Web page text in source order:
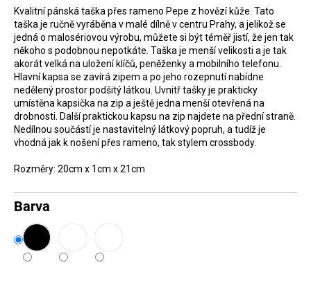
Barva
Kvalitní pánská taška přes rameno Pepe z hovězí kůže. Tato
taška je ručně vyráběna v malé dílně v centru Prahy, a jelikož se
jedná o malosériovou výrobu, můžete si být téměř jistí, že jen tak
někoho s podobnou nepotkáte. Taška je menší velikosti a je tak
akorát velká na uložení klíčů, peněženky a mobilního telefonu.
Hlavní kapsa se zavírá zipem a po jeho rozepnutí nabídne
nedělený prostor podšitý látkou. Uvnitř tašky je prakticky
umístěna kapsička na zip a ještě jedna menší otevřená na
drobnosti. Další praktickou kapsu na zip najdete na přední straně.
Nedílnou součástí je nastavitelný látkový popruh, a tudíž je
vhodná jak k nošení přes rameno, tak stylem crossbody.
Rozměry: 20cm x 1cm x 21cm
HLEDAT
D
o
p
o
r
u
č
u
j
e
m
e